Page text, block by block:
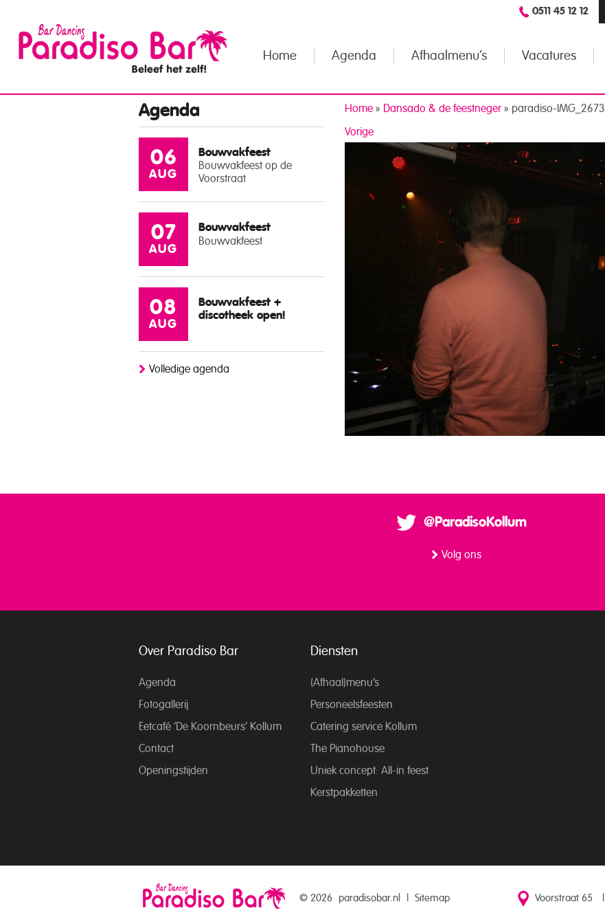
0511 45 12 12
Home Agenda Afhaalmenu’s Vacatures
Agenda
06
AUG
Bouwvakfeest
Bouwvakfeest op de
Voorstraat
07
AUG
Bouwvakfeest
Bouwvakfeest
08
AUG
Bouwvakfeest +
discotheek open!
Volledige agenda
Home » Dansado & de feestneger » paradiso-IMG_2673
Vorige
@ParadisoKollum
Volg ons
Over Paradiso Bar
Agenda
Fotogallerij
Eetcafé ‘De Koornbeurs’ Kollum
Contact
Openingstijden
Diensten
(Afhaal)menu’s
Personeelsfeesten
Catering service Kollum
The Pianohouse
Uniek concept: All-in feest
Kerstpakketten
© 2026 paradisobar.nl Sitemap Voorstraat 65